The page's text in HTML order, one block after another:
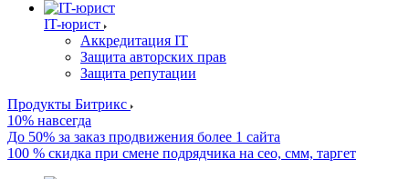
IT-юрист
Аккредитация IT
Защита авторских прав
Защита репутации
Продукты Битрикс
10% навсегда
До 50% за заказ продвижения более 1 сайта
100 % скидка при смене подрядчика на сео, смм, таргет